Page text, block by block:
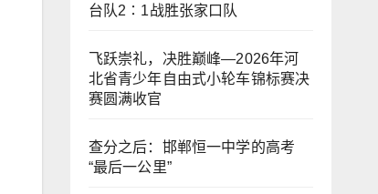
台队2∶1战胜张家口队
飞跃崇礼，决胜巅峰—2026年河
北省青少年自由式小轮车锦标赛决
赛圆满收官
查分之后：邯郸恒一中学的高考
“最后一公里”